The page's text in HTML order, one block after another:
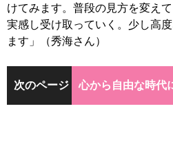
けてみます。普段の見方を変え
実感し受け取っていく。少し高
ます」（秀海さん）
次のページ 心から自由な時代